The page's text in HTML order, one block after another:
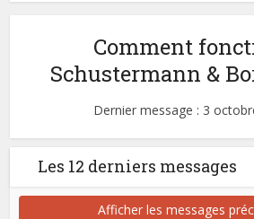
Comment
Schustermann &
Dernier message : 3
Les 12 derniers messages
Afficher les messages